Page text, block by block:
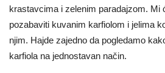
krastavcima i zelenim paradajzom. Mi
pozabaviti kuvanim karfiolom i jelima
njim. Hajde zajedno da pogledamo
karfiola na jednostavan način.